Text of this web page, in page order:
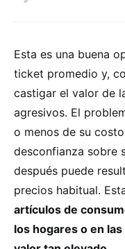
Esta es una buena
ticket promedio y,
castigar el valor de
agresivos. El
o menos de su
desconfianza sobre
después puede
precios habitual.
artículos de
los hogares o en